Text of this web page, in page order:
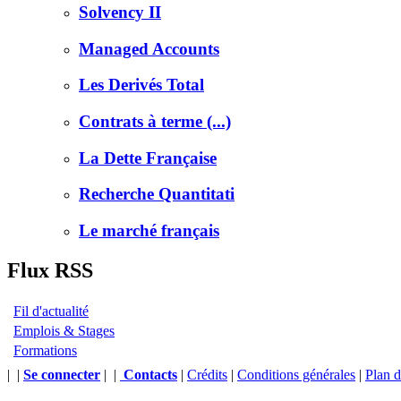
Solvency II
Managed Accounts
Les Derivés Total
Contrats à terme (...)
La Dette Française
Recherche Quantitati
Le marché français
Flux RSS
Fil d'actualité
Emplois & Stages
Formations
| | Se connecter | | Contacts | Crédits | Conditions générales | Plan